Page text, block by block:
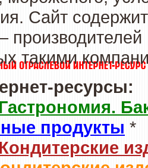
Сайт
такими
ресурсы:
продукты *